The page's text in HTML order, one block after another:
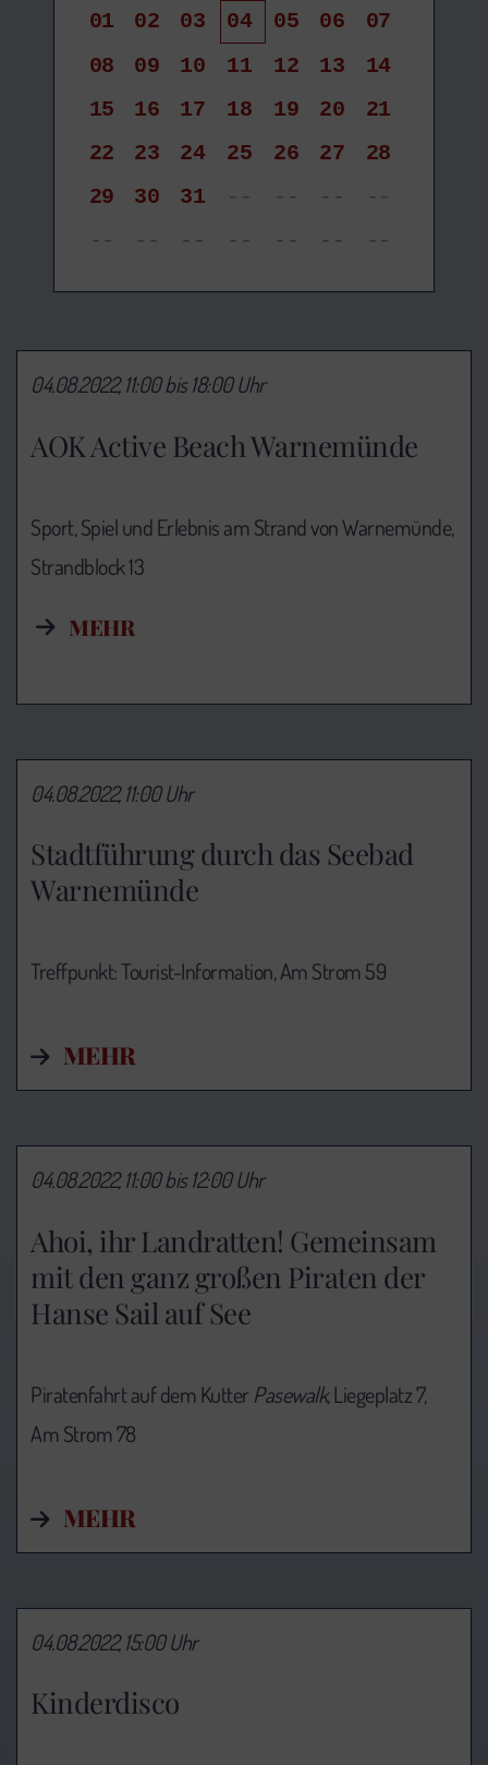
01
02 03 04 05 06
07
08
09 10 11 12 13
14
15
16 17 18 19 20
21
22
23 24 25 26 27
28
29
30 31 -- -- --
--
--
-- -- -- -- -- --
AOK Active Beach Warnemünde
04.08.2022, 11:00 bis 18:00 Uhr
Sport, Spiel und Erlebnis am Strand von Warnemünde,
Strandblock 13
MEHR
Stadtführung durch das Seebad
Warnemünde
04.08.2022, 11:00 Uhr
Treffpunkt: Tourist-Information,Am Strom 59
MEHR
Ahoi, ihr Landratten! Gemeinsam
mit den ganz großen Piraten der
Hanse Sail auf See
04.08.2022, 11:00 bis 12:00 Uhr
Piratenfahrt auf dem Kutter Pasewalk,Liegeplatz 7,
Am Strom 78
MEHR
Kinderdisco
04.08.2022, 15:00 Uhr